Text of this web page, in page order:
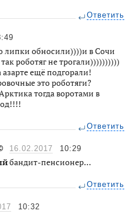
Ответить
липки обносили))))и в Сочи
роботяг не трогали))))))))))
ещё подгорали!
это роботяги?
тогда воротами в
Ответить
16.02.2017 10:29
бандит-пенсионер…
Ответить
10:32